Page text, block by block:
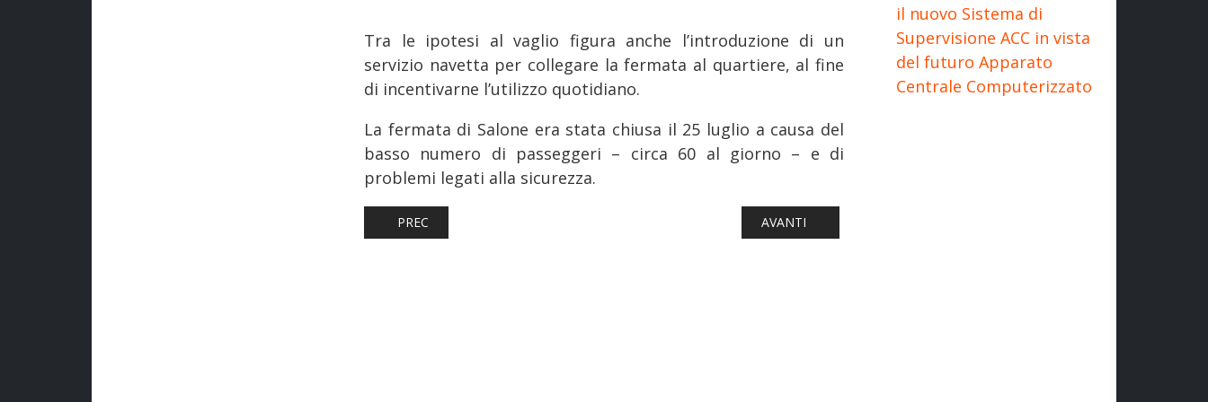
Tra le ipotesi al vaglio figura anche l’introduzione di un
servizio navetta per collegare la fermata al quartiere, al fine
di incentivarne l’utilizzo quotidiano.
La fermata di Salone era stata chiusa il 25 luglio a causa del
basso numero di passeggeri – circa 60 al giorno – e di
problemi legati alla sicurezza.
ARTICOLO PRECEDENTE: FERROVIE: CONCLUSI I TEST SULL'AGV 575 N.16 DI NTV
PREC ARTICOLO SUCCESSIVO: FERROVIE: FIRENZE - VIAREGGIO, RADDOPPIO
AVANTI
il nuovo Sistema di
Supervisione ACC in vista
del futuro Apparato
Centrale Computerizzato